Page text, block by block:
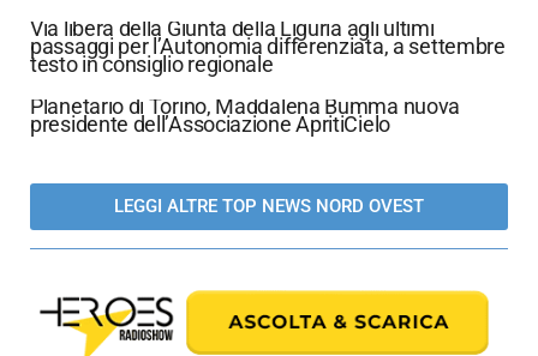
Via libera della Giunta della Liguria agli ultimi
passaggi per l’Autonomia differenziata, a settembre
testo in consiglio regionale
Planetario di Torino, Maddalena Bumma nuova
presidente dell’Associazione ApritiCielo
LEGGI ALTRE TOP NEWS NORD OVEST